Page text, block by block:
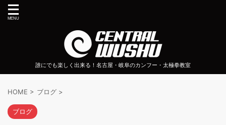
誰にでも楽しく出来る！名古屋・岐阜のカンフー・太極拳教室
HOME > ブログ >
ブログ